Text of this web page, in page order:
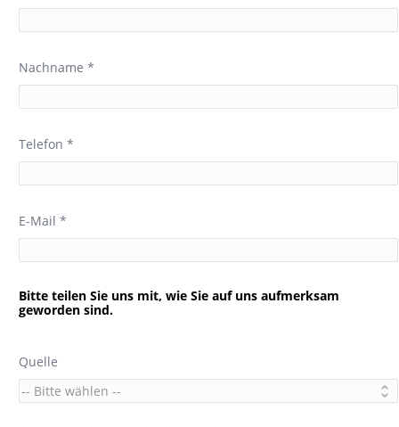
Nachname *
Telefon *
E-Mail *
Bitte teilen Sie uns mit, wie Sie auf uns aufmerksam
geworden sind.
Quelle